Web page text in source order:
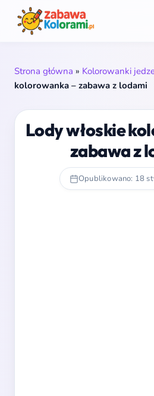
Strona główna » Kolorowanki
kolorowanka – zabawa z lodami
Lody włoskie
zabawa z
Opublikowano: 18